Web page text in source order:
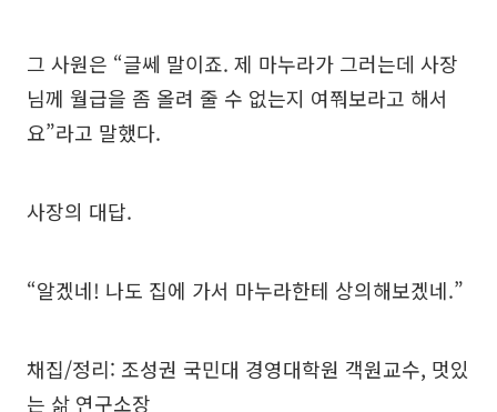
그 사원은 “글쎄 말이죠. 제 마누라가 그러는데 사장
님께 월급을 좀 올려 줄 수 없는지 여쭤보라고 해서
요”라고 말했다.
사장의 대답.
“알겠네! 나도 집에 가서 마누라한테 상의해보겠네.”
채집/정리: 조성권 국민대 경영대학원 객원교수, 멋있
는 삶 연구소장